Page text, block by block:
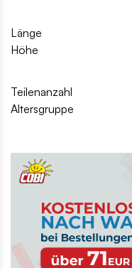
Länge
Höhe
Teilenanzahl
Altersgruppe